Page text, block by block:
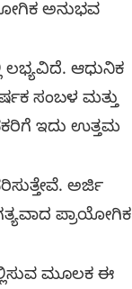
ಅನುಭವ
ಲಭ್ಯವಿದೆ. ಆಧುನಿಕ
ಸಂಬಳ ಮತ್ತು
ಇದು ಉತ್ತಮ
ಅರ್ಜಿ
ಪ್ರಾಯೋಗಿಕ
ಮೂಲಕ ಈ